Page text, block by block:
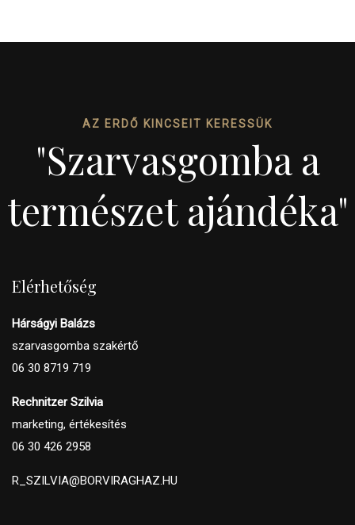
AZ ERDŐ KINCSEIT KERESSÜK
"Szarvasgomba a
természet ajándéka"
Elérhetőség
Hárságyi Balázs
szarvasgomba szakértő
06 30 8719 719
Rechnitzer Szilvia
marketing, értékesítés
06 30 426 2958
R_SZILVIA@BORVIRAGHAZ.HU